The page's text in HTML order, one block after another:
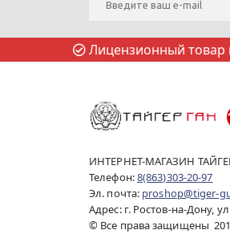
Лицензионный товар
ИНТЕРНЕТ-МАГАЗИН
Телефон:8(863)303-20-97
Эл. почта: proshop@tiger-
Адрес: г. Ростов-на-Дону,
© Все права защищены